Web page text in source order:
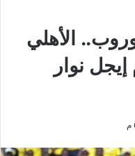
الأهلي
نوار